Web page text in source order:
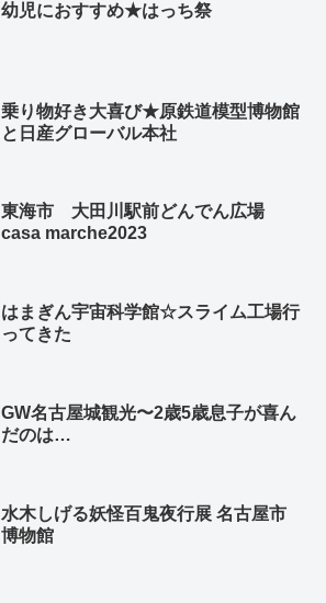
幼児におすすめ★はっち祭
乗り物好き大喜び★原鉄道模型博物館
と日産グローバル本社
東海市 大田川駅前どんでん広場
casa marche2023
はまぎん宇宙科学館☆スライム工場行
ってきた
GW名古屋城観光〜2歳5歳息子が喜ん
だのは…
水木しげる妖怪百鬼夜行展 名古屋市
博物館